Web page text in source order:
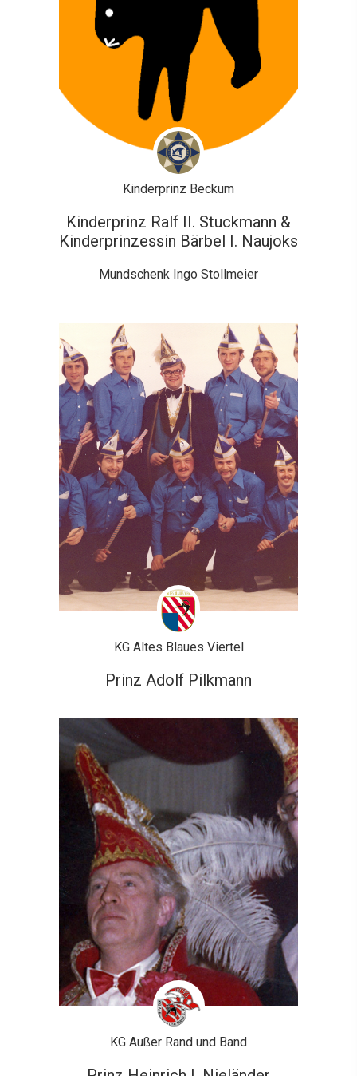
Kinderprinz Beckum
Kinderprinz Ralf II. Stuckmann &
Kinderprinzessin Bärbel I. Naujoks
Mundschenk Ingo Stollmeier
KG Altes Blaues Viertel
Prinz Adolf Pilkmann
KG Außer Rand und Band